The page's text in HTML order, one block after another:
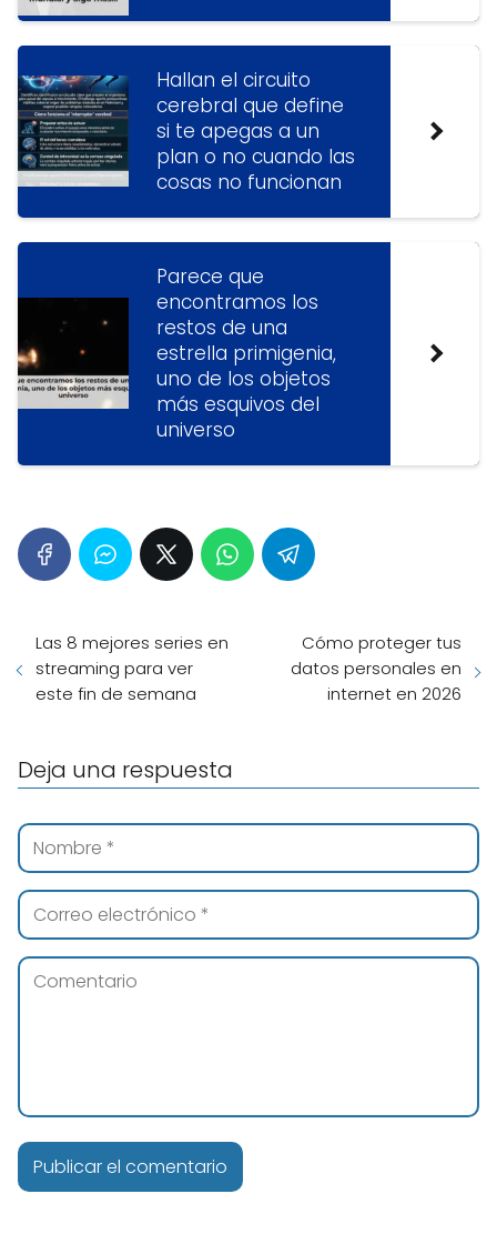
Hallan el circuito
cerebral que define
si te apegas a un
plan o no cuando las
cosas no funcionan
Parece que
encontramos los
restos de una
estrella primigenia,
uno de los objetos
más esquivos del
universo
Las 8 mejores series en
streaming para ver
este fin de semana
Cómo proteger tus
datos personales en
internet en 2026
Deja una respuesta